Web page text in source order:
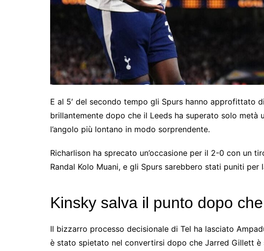
E al 5′ del secondo tempo gli Spurs hanno approfittato
brillantemente dopo che il Leeds ha superato solo metà
l’angolo più lontano in modo sorprendente.
Richarlison ha sprecato un’occasione per il 2-0 con un
Randal Kolo Muani, e gli Spurs sarebbero stati puniti per
Kinsky salva il punto dopo
Il bizzarro processo decisionale di Tel ha lasciato
è stato spietato nel convertirsi dopo che Jarred Gillett